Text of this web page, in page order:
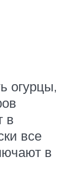
огурцы,
в
все
в